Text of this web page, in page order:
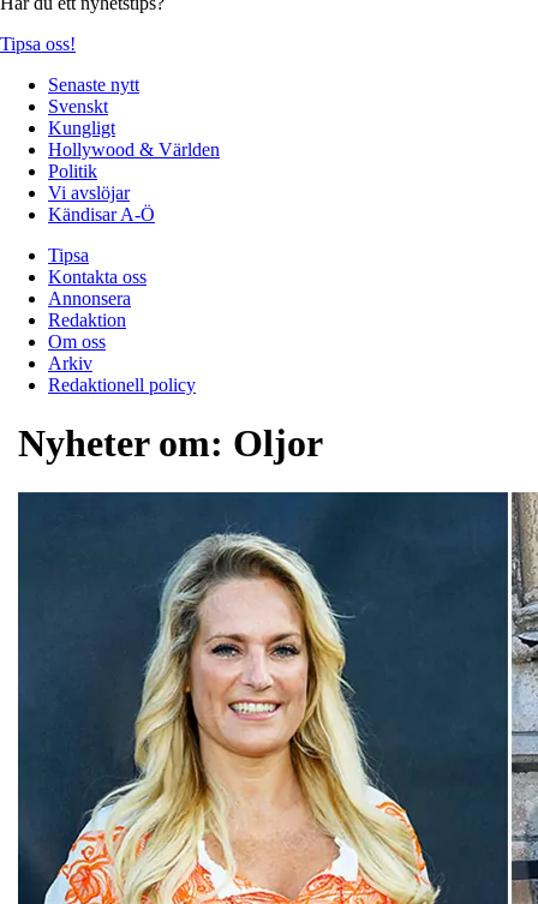
Tipsa oss!
Senaste nytt
Svenskt
Kungligt
Hollywood & Världen
Politik
Vi avslöjar
Kändisar A-Ö
Tipsa
Kontakta oss
Annonsera
Redaktion
Om oss
Arkiv
Redaktionell policy
Nyheter om: Oljor